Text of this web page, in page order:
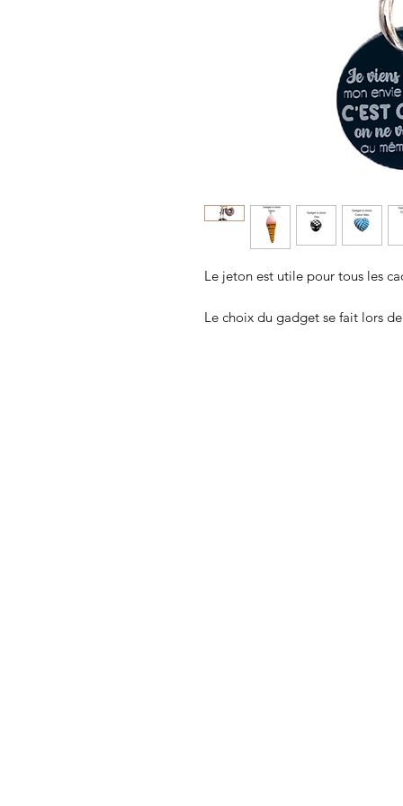
Le jeton est utile pour tous les
Le choix du gadget se fait lors